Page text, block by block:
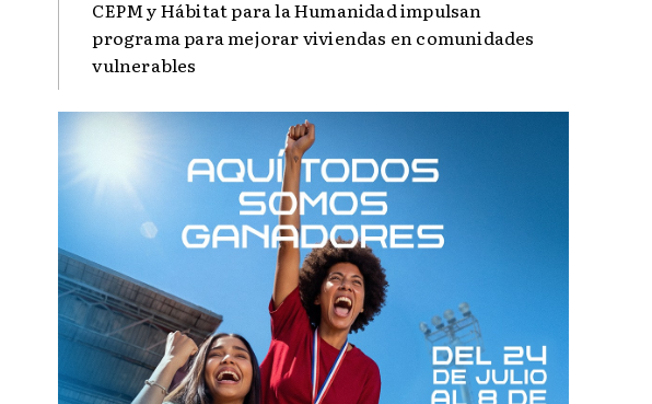
CEPM y Hábitat para la Humanidad impulsan
programa para mejorar viviendas en comunidades
vulnerables